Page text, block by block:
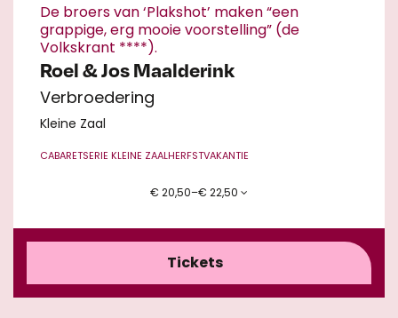
Roel & Jos Maalderink
Verbroedering
De broers van ‘Plakshot’ maken “een
grappige, erg mooie voorstelling” (de
Volkskrant ****).
Kleine Zaal
CABARETSERIE KLEINE ZAALHERFSTVAKANTIE
€ 20,50–€ 22,50
Tickets